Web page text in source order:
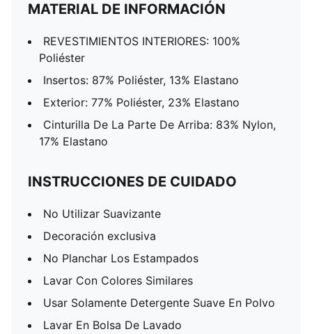
MATERIAL DE INFORMACIÓN
REVESTIMIENTOS INTERIORES: 100%
Poliéster
Insertos: 87% Poliéster, 13% Elastano
Exterior: 77% Poliéster, 23% Elastano
Cinturilla De La Parte De Arriba: 83% Nylon,
17% Elastano
INSTRUCCIONES DE CUIDADO
No Utilizar Suavizante
Decoración exclusiva
No Planchar Los Estampados
Lavar Con Colores Similares
Usar Solamente Detergente Suave En Polvo
Lavar En Bolsa De Lavado